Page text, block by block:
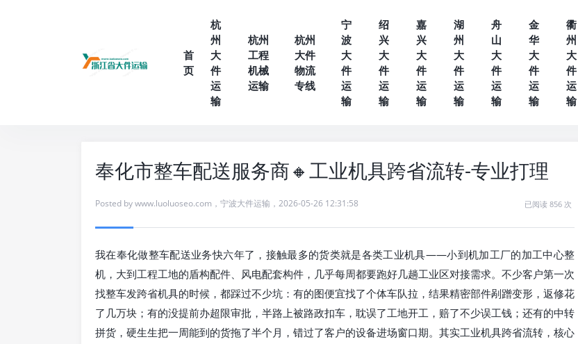
首
页
杭
州
大
件
运
输
杭州
工程
机械
运输
杭州
大件
物流
专线
宁
波
大
件
运
输
绍
兴
大
件
运
输
嘉
兴
大
件
运
输
湖
州
大
件
运
输
舟
山
大
件
运
输
金
华
大
件
运
输
衢
州
大
件
运
输
奉化市整车配送服务商🔸工业机具跨省流转-专业打理
Posted bywww.luoluoseo.com ， 宁波大件运输 ， 2026-05-26 12:31:58 已阅读 856 次
我在奉化做整车配送业务快六年了，接触最多的货类就是各类工业机具——小到机加工厂的加工中心整
机，大到工程工地的盾构配件、风电配套构件，几乎每周都要跑好几趟工业区对接需求。不少客户第一次
找整车发跨省机具的时候，都踩过不少坑：有的图便宜找了个体车队拉，结果精密部件剐蹭变形，返修花
了几万块；有的没提前办超限审批，半路上被路政扣车，耽误了工地开工，赔了不少误工钱；还有的中转
拼货，硬生生把一周能到的货拖了半个月，错过了客户的设备进场窗口期。其实工业机具跨省流转，核心